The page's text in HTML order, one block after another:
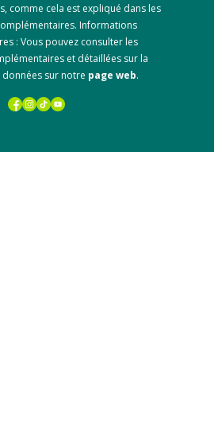
comme cela est expliqué dans les
Informations
: Vous pouvez consulter les
et détaillées sur la
sur notre page web.